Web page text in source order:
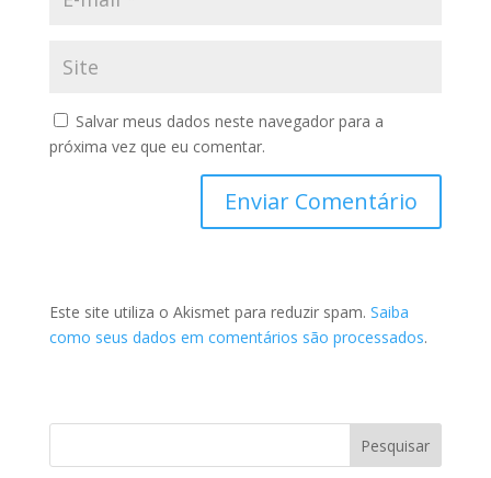
Salvar meus dados neste navegador para a
próxima vez que eu comentar.
Este site utiliza o Akismet para reduzir spam. Saiba
como seus dados em comentários são processados.